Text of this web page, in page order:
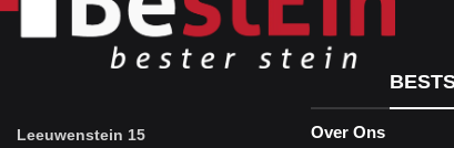
Leeuwenstein 15
Over Ons